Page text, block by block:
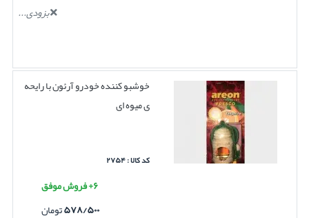
بزودی...
خوشبو کننده خودرو آرئون با رایحه
ی میوه ای
کد کالا : ۲۷۵۴
۶+ فروش موفق
۵۷۸/۵۰۰تومان